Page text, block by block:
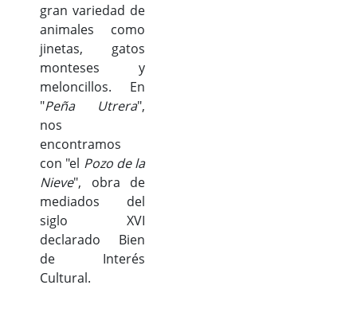
gran variedad de
animales como
jinetas, gatos
monteses y
meloncillos. En
"Peña Utrera",
nos
encontramos
con "el Pozo de la
Nieve", obra de
mediados del
siglo XVI
declarado Bien
de Interés
Cultural.